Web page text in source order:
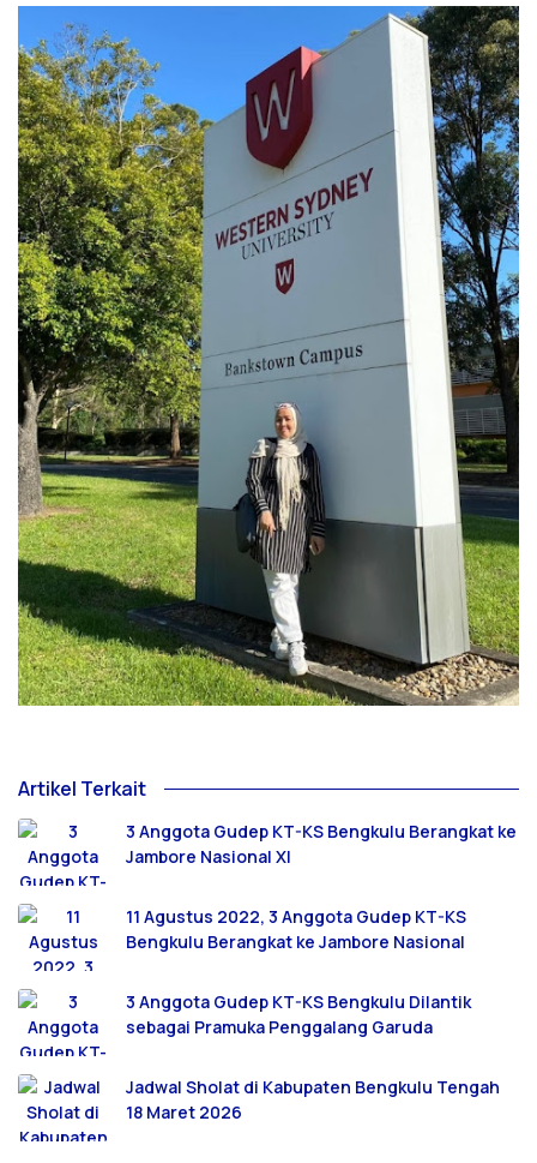
Artikel Terkait
3 Anggota Gudep KT-KS Bengkulu Berangkat ke
Jambore Nasional XI
11 Agustus 2022, 3 Anggota Gudep KT-KS
Bengkulu Berangkat ke Jambore Nasional
3 Anggota Gudep KT-KS Bengkulu Dilantik
sebagai Pramuka Penggalang Garuda
Jadwal Sholat di Kabupaten Bengkulu Tengah
18 Maret 2026